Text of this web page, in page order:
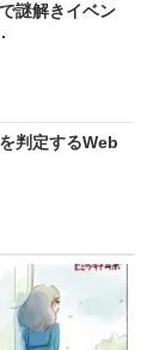
謎解きイベン
判定するWeb